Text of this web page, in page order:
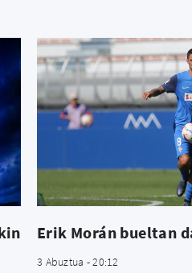
Erik Morán bueltan
3 Abuztua - 20:12